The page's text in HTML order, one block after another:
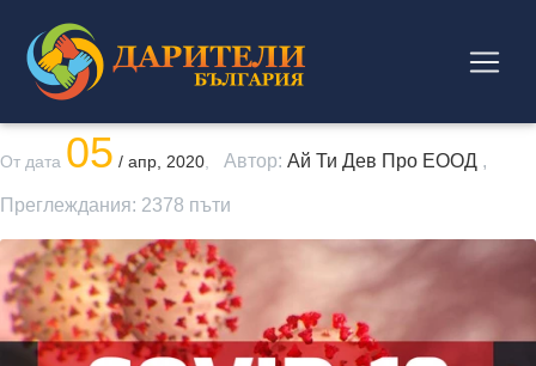
От дата 05 / апр, 2020 Автор: Ай Ти Дев Про ЕООД ,
Преглеждания: 2378 пъти